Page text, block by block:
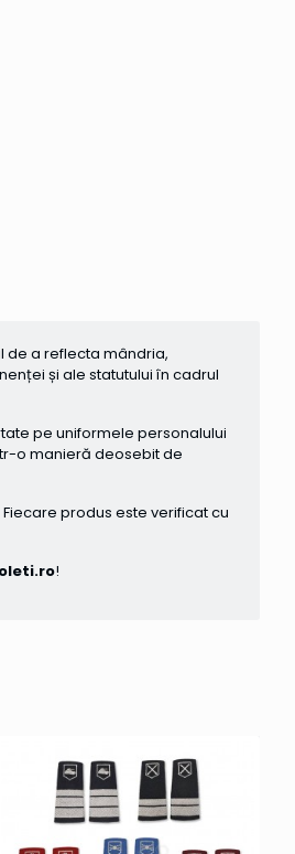
de a reflecta mândria,
și ale statutului în cadrul
pe uniformele personalului
o manieră deosebit de
produs este verificat cu
!